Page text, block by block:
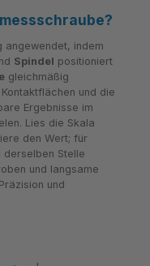
angewendet, indem
Spindel positioniert
gleichmäßig
und die
Ergebnisse im
Lies die Skala
den Wert; für
derselben Stelle
und langsame
und